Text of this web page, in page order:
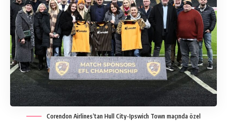
Corendon Airlines’tan Hull City-Ipswich Town maçında özel